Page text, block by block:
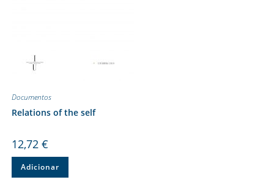
Documentos
Relations of the self
12,72 €
Adicionar